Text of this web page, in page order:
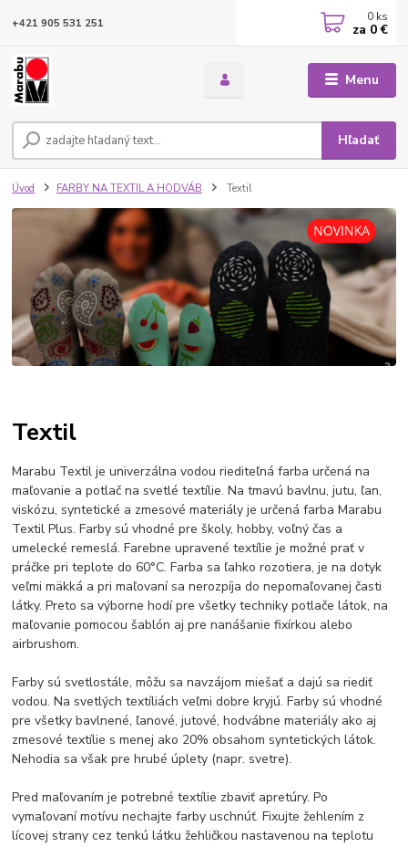
Menu
Hľadať
+421 905 531 251 0 ks
za 0 €
Úvod FARBY NA TEXTIL A HODVÁB Textil
Textil
Marabu Textil je univerzálna vodou riediteľná farba určená na
maľovanie a potlač na svetlé textílie. Na tmavú bavlnu, jutu, ľan,
viskózu, syntetické a zmesové materiály je určená farba Marabu
Textil Plus. Farby sú vhodné pre školy, hobby, voľný čas a
umelecké remeslá. Farebne upravené textílie je možné prať v
práčke pri teplote do 60°C. Farba sa ľahko rozotiera, je na dotyk
veľmi mäkká a pri maľovaní sa nerozpíja do nepomaľovanej časti
látky. Preto sa výborne hodí pre všetky techniky potlače látok, na
maľovanie pomocou šablón aj pre nanášanie fixírkou alebo
airbrushom.
Farby sú svetlostále, môžu sa navzájom miešať a dajú sa riediť
vodou. Na svetlých textíliách veľmi dobre kryjú. Farby sú vhodné
pre všetky bavlnené, ľanové, jutové, hodvábne materiály ako aj
zmesové textílie s menej ako 20% obsahom syntetických látok.
Nehodia sa však pre hrubé úplety (napr. svetre).
Pred maľovaním je potrebné textílie zbaviť apretúry. Po
vymaľovaní motívu nechajte farby uschnúť. Fixujte žehlením z
lícovej strany cez tenkú látku žehličkou nastavenou na teplotu